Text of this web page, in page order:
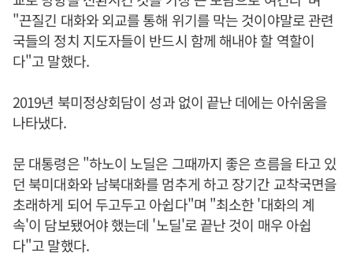
"끈질긴 대화와 외교를 통해 위기를 막는 것이야말로 관련
국들의 정치 지도자들이 반드시 함께 해내야 할 역할이
다"고 말했다.
2019년 북미정상회담이 성과 없이 끝난 데에는 아쉬움을
나타냈다.
문 대통령은 "하노이 노딜은 그때까지 좋은 흐름을 타고 있
던 북미대화와 남북대화를 멈추게 하고 장기간 교착국면을
초래하게 되어 두고두고 아쉽다"며 "최소한 '대화의 계
속'이 담보됐어야 했는데 '노딜'로 끝난 것이 매우 아쉽
다"고 말했다.